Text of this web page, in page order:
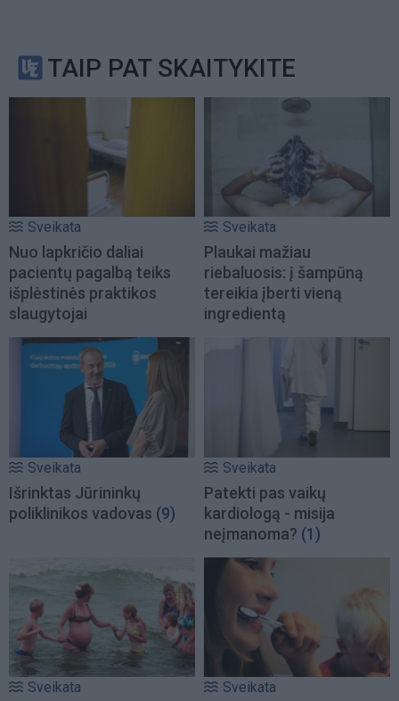
TAIP PAT SKAITYKITE
Sveikata
Nuo lapkričio daliai
pacientų pagalbą teiks
išplėstinės praktikos
slaugytojai
Sveikata
Plaukai mažiau
riebaluosis: į šampūną
tereikia įberti vieną
ingredientą
Sveikata
Išrinktas Jūrininkų
poliklinikos vadovas (9)
Sveikata
Patekti pas vaikų
kardiologą - misija
neįmanoma? (1)
Sveikata Sveikata